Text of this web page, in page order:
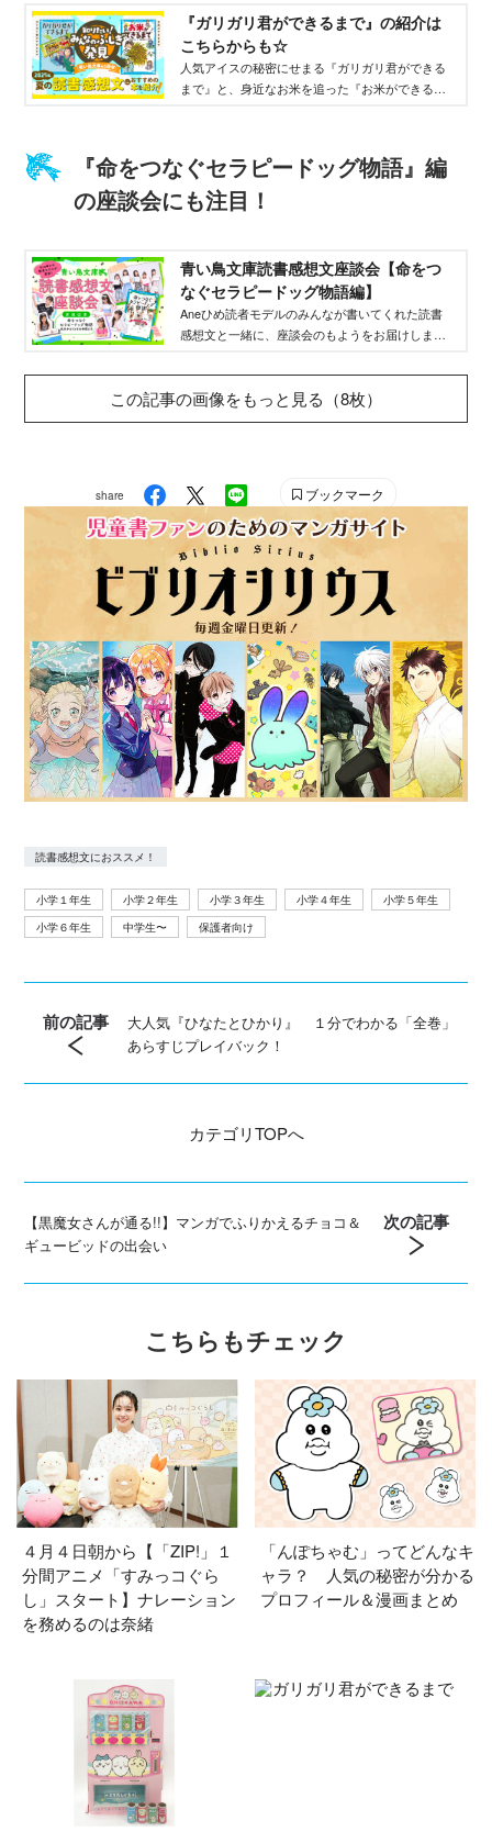
『ガリガリ君ができるまで』の紹介は
こちらからも☆
人気アイスの秘密にせまる『ガリガリ君ができる
まで』と、身近なお米を追った『お米ができるま
『命をつなぐセラピードッグ物語』編
の座談会にも注目！
青い鳥文庫読書感想文座談会【命をつ
なぐセラピードッグ物語編】
Aneひめ読者モデルのみんなが書いてくれた読書
感想文と一緒に、座談会のもようをお届けします
この記事の画像をもっと見る（8枚）
share ブックマーク
読書感想文におススメ！
小学１年生 小学２年生 小学３年生 小学４年生
小学５年生
小学６年生
中学生〜 保護者向け
前の記事
大人気『ひなたとひかり』 １分でわかる「全巻」
あらすじプレイバック！
カテゴリTOPへ
【黒魔女さんが通る!!】マンガでふりかえるチョコ＆
ギュービッドの出会い
次の記事
こちらもチェック
４月４日朝から【「ZIP!」１
分間アニメ「すみっコぐら
し」スタート】ナレーション
を務めるのは奈緒
「んぽちゃむ」ってどんなキ
ャラ？ 人気の秘密が分かる
プロフィール＆漫画まとめ